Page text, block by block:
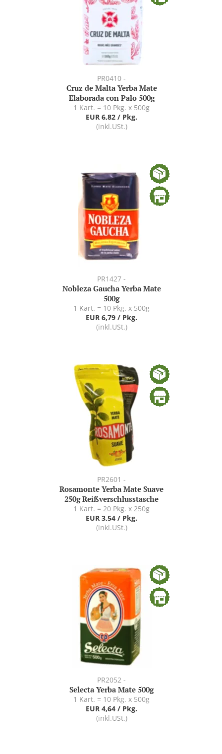
PR0410 -
Cruz de Malta Yerba Mate
Elaborada con Palo 500g
1 Kart. = 10 Pkg. x 500g
EUR 6,82 / Pkg.
(inkl.USt.)
PR1427 -
Nobleza Gaucha Yerba Mate
500g
1 Kart. = 10 Pkg. x 500g
EUR 6,79 / Pkg.
(inkl.USt.)
PR2601 -
Rosamonte Yerba Mate Suave
250g Reißverschlusstasche
1 Kart. = 20 Pkg. x 250g
EUR 3,54 / Pkg.
(inkl.USt.)
PR2052 -
Selecta Yerba Mate 500g
1 Kart. = 10 Pkg. x 500g
EUR 4,64 / Pkg.
(inkl.USt.)